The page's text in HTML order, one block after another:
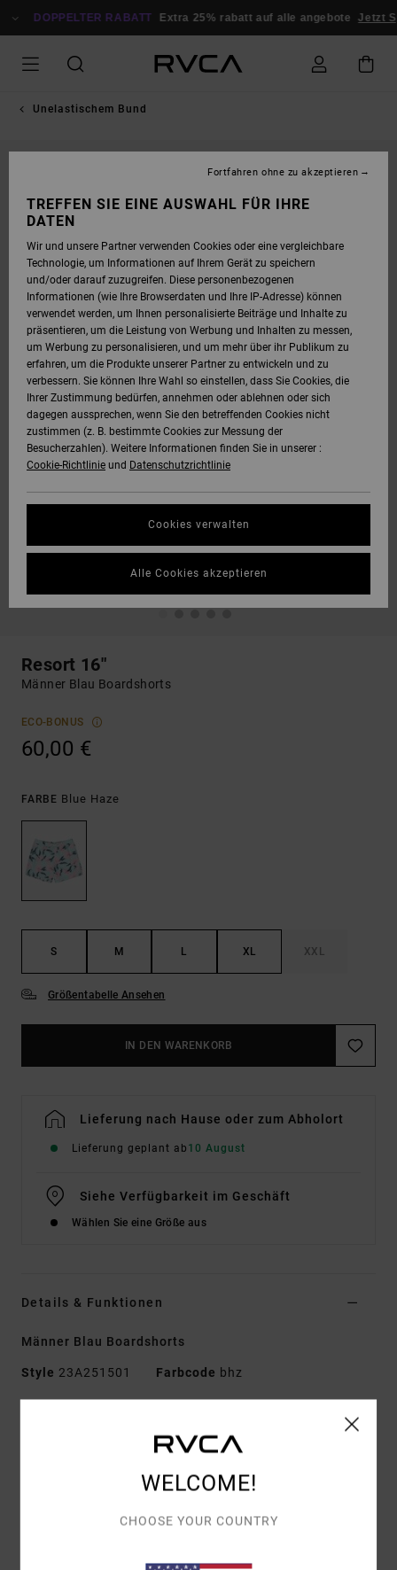
ZUR
DOPPELTER RABATT Extra 25% rabatt auf alle angebote Jetzt
Unelastischem Bund
Resort 16"
Männer Blau Boardshorts
ECO-BONUS
60,00 €
FARBE Blue Haze
S M L XL XXL
Größentabelle Ansehen
IN DEN WARENKORB
Lieferung nach Hause oder zum Abholort
Lieferung geplant ab 10 August
Siehe Verfügbarkeit im Geschäft
Wählen Sie eine Größe aus
Details & Funktionen
Männer Blau Boardshorts
Style 23A251501 Farbcode bhz
Coco-Tex-Mischgewebe aus 53 %
recyceltem Polyester, 32 % Polyester, 9 % Elastan, 6 %
Elastischer Bund
16" Außennaht, kurze Länge
WELCOME!
CHOOSE YOUR COUNTRY
TREFFEN SIE EINE AUSWAHL FÜR IHRE
DATEN
Wir und unsere Partner verwenden Cookies oder eine vergleichbare
Technologie, um Informationen auf Ihrem Gerät zu speichern
und/oder darauf zuzugreifen. Diese personenbezogenen
Informationen (wie Ihre Browserdaten und Ihre IP-Adresse) können
verwendet werden, um Ihnen personalisierte Beiträge und Inhalte zu
präsentieren, um die Leistung von Werbung und Inhalten zu messen,
um Werbung zu personalisieren, und um mehr über ihr Publikum zu
erfahren, um die Produkte unserer Partner zu entwickeln und zu
verbessern. Sie können Ihre Wahl so einstellen, dass Sie Cookies, die
Ihrer Zustimmung bedürfen, annehmen oder ablehnen oder sich
dagegen aussprechen, wenn Sie den betreffenden Cookies nicht
zustimmen (z. B. bestimmte Cookies zur Messung der
Besucherzahlen). Weitere Informationen finden Sie in unserer :
Cookie-Richtlinie und Datenschutzrichtlinie
Cookies verwalten
Fortfahren ohne zu akzeptieren
Alle Cookies akzeptieren